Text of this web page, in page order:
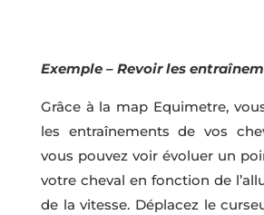
Exemple – Revoir les
Grâce à la map Equimetre,
les entraînements de vos
vous pouvez voir évoluer un
votre cheval en fonction de
de la vitesse. Déplacez le